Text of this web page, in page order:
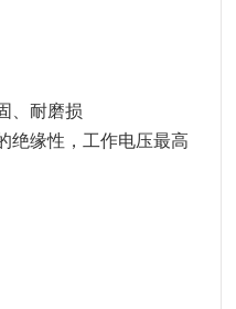
、耐磨损
绝缘性，工作电压最高